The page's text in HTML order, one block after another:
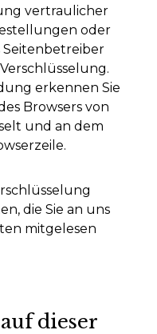
vertraulicher
oder
Seitenbetreiber
erkennen Sie
Browsers von
und an dem
die Sie an uns
mitgelesen
dieser